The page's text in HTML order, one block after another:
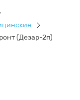
(Дезар-2п)